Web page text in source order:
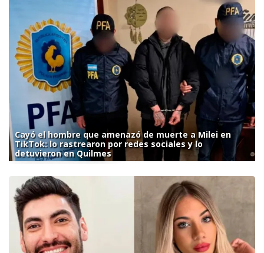
Cayó el hombre que amenazó de muerte a Milei en
TikTok: lo rastrearon por redes sociales y lo
detuvieron en Quilmes